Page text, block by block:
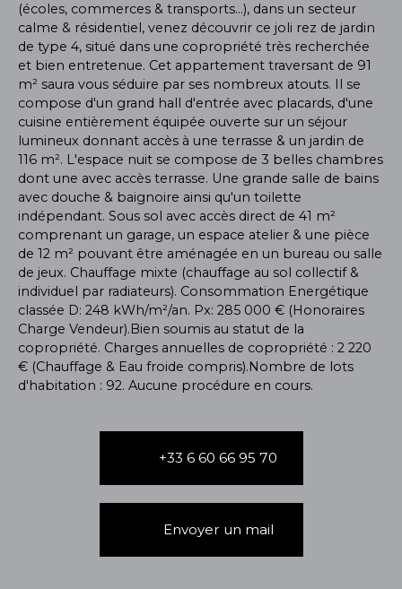
(écoles, commerces & transports...), dans un secteur
calme & résidentiel, venez découvrir ce joli rez de jardin
de type 4, situé dans une copropriété très recherchée
et bien entretenue. Cet appartement traversant de 91
m² saura vous séduire par ses nombreux atouts. Il se
compose d'un grand hall d'entrée avec placards, d'une
cuisine entièrement équipée ouverte sur un séjour
lumineux donnant accès à une terrasse & un jardin de
116 m². L'espace nuit se compose de 3 belles chambres
dont une avec accès terrasse. Une grande salle de bains
avec douche & baignoire ainsi qu'un toilette
indépendant. Sous sol avec accès direct de 41 m²
comprenant un garage, un espace atelier & une pièce
de 12 m² pouvant être aménagée en un bureau ou salle
de jeux. Chauffage mixte (chauffage au sol collectif &
individuel par radiateurs). Consommation Energétique
classée D: 248 kWh/m²/an. Px: 285 000 € (Honoraires
Charge Vendeur).Bien soumis au statut de la
copropriété. Charges annuelles de copropriété : 2 220
€ (Chauffage & Eau froide compris).Nombre de lots
d'habitation : 92. Aucune procédure en cours.
+33 6 60 66 95 70
Envoyer un mail